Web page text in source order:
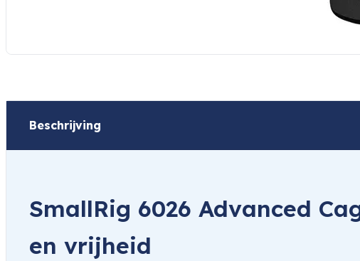
Beschrijving
SmallRig 6026 Advanced
en vrijheid